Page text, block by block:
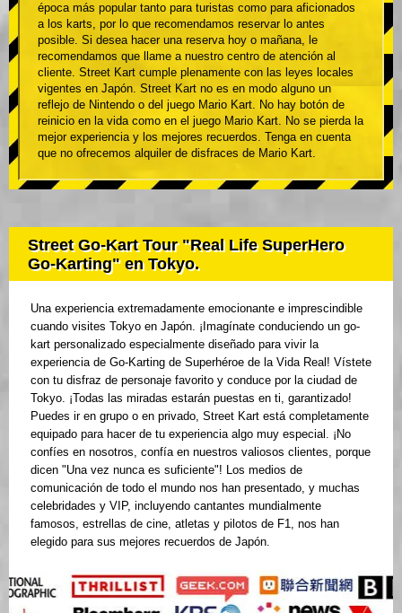
época más popular tanto para turistas como para aficionados
a los karts, por lo que recomendamos reservar lo antes
posible. Si desea hacer una reserva hoy o mañana, le
recomendamos que llame a nuestro centro de atención al
cliente. Street Kart cumple plenamente con las leyes locales
vigentes en Japón. Street Kart no es en modo alguno un
reflejo de Nintendo o del juego Mario Kart. No hay botón de
reinicio en la vida como en el juego Mario Kart. No se pierda la
mejor experiencia y los mejores recuerdos. Tenga en cuenta
que no ofrecemos alquiler de disfraces de Mario Kart.
Street Go-Kart Tour "Real Life SuperHero
Go-Karting" en Tokyo.
Una experiencia extremadamente emocionante e imprescindible
cuando visites Tokyo en Japón. ¡Imagínate conduciendo un go-
kart personalizado especialmente diseñado para vivir la
experiencia de Go-Karting de Superhéroe de la Vida Real! Vístete
con tu disfraz de personaje favorito y conduce por la ciudad de
Tokyo. ¡Todas las miradas estarán puestas en ti, garantizado!
Puedes ir en grupo o en privado, Street Kart está completamente
equipado para hacer de tu experiencia algo muy especial. ¡No
confíes en nosotros, confía en nuestros valiosos clientes, porque
dicen "Una vez nunca es suficiente"! Los medios de
comunicación de todo el mundo nos han presentado, y muchas
celebridades y VIP, incluyendo cantantes mundialmente
famosos, estrellas de cine, atletas y pilotos de F1, nos han
elegido para sus mejores recuerdos de Japón.